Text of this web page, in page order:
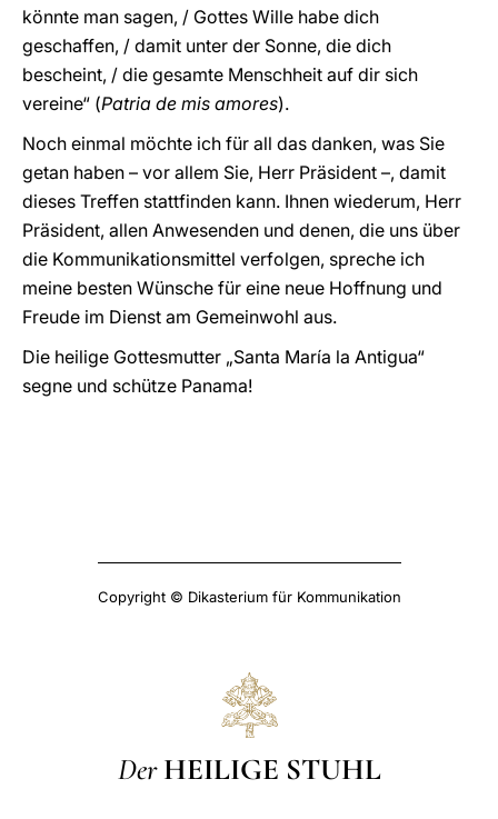
könnte man sagen, / Gottes Wille habe dich
geschaffen, / damit unter der Sonne, die dich
bescheint, / die gesamte Menschheit auf dir sich
vereine“ (Patria de mis amores).
Noch einmal möchte ich für all das danken, was Sie
getan haben – vor allem Sie, Herr Präsident –, damit
dieses Treffen stattfinden kann. Ihnen wiederum, Herr
Präsident, allen Anwesenden und denen, die uns über
die Kommunikationsmittel verfolgen, spreche ich
meine besten Wünsche für eine neue Hoffnung und
Freude im Dienst am Gemeinwohl aus.
Die heilige Gottesmutter „Santa María la Antigua“
segne und schütze Panama!
Copyright © Dikasterium für Kommunikation
Der HEILIGE STUHL